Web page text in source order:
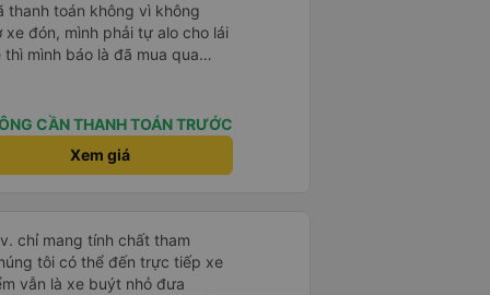
thanh toán không vì không
đón, mình phải tự alo cho lái
mình báo là đã mua qua
mới kiểm tra và OK. Như vậy,
CẦN THANH TOÁN TRƯỚC
Xem giá
chỉ mang tính chất tham
tôi có thể đến trực tiếp xe
vẫn là xe buýt nhỏ đưa